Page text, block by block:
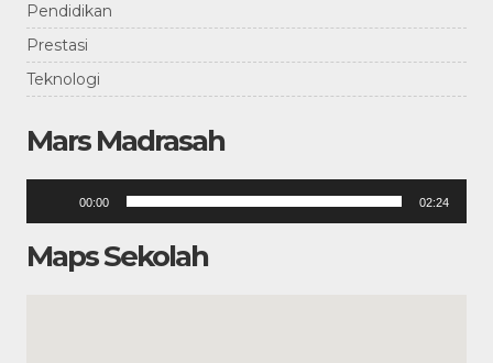
Pendidikan
Prestasi
Teknologi
Mars Madrasah
00:00 02:24
Maps Sekolah